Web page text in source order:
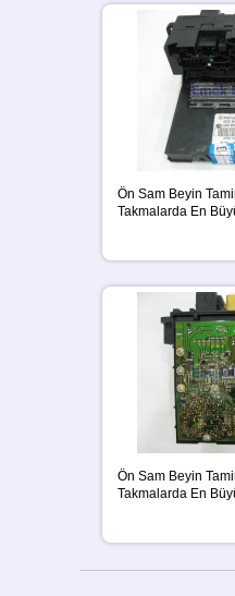
Ön Sam Beyin
Takmalarda En
Ön Sam Beyin
Takmalarda En